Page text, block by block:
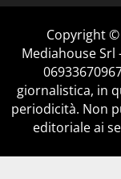
Copyright
Mediahouse Srl
giornalistica, in
periodicità. Non
editoriale ai